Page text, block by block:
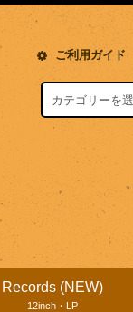
ご利用ガイド
Records (NEW)
12inch・LP